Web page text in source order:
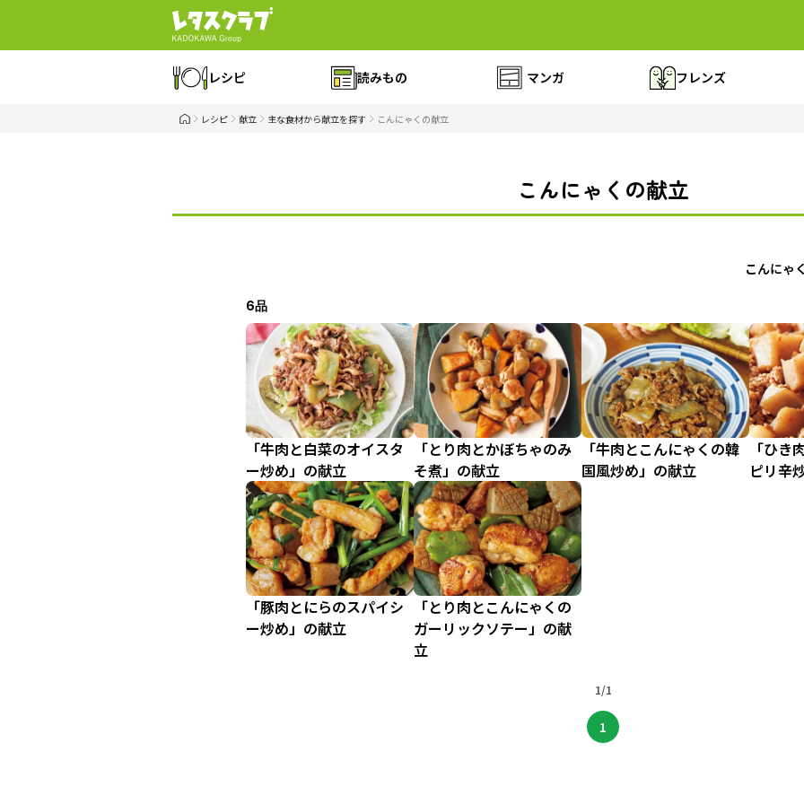
レシピ 読みもの マンガ フレンズ
レシピ 献立 主な食材から献立を探す こんにゃくの献立
こんにゃくの献立
こんにゃ
6品
「牛肉と白菜のオイスタ
ー炒め」の献立
「とり肉とかぼちゃのみ
そ煮」の献立
「牛肉とこんにゃくの韓
国風炒め」の献立
「ひき
ピリ辛
「豚肉とにらのスパイシ
ー炒め」の献立
「とり肉とこんにゃくの
ガーリックソテー」の献
立
1/1
1